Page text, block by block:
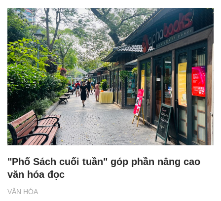
VĂN HÓA
"Phố Sách cuối tuần" góp phần nâng cao
văn hóa đọc